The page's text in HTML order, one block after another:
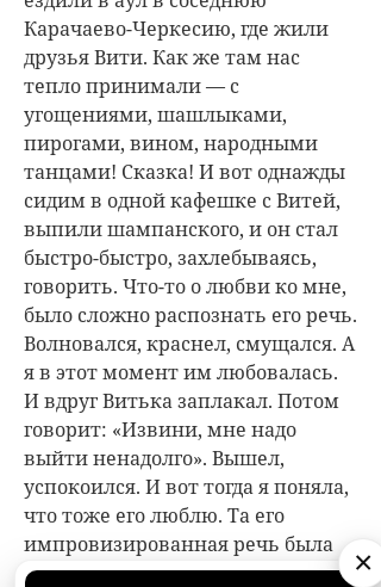
Карачаево-Черкесию, где жили
друзья Вити. Как же там нас
тепло принимали — с
угощениями, шашлыками,
пирогами, вином, народными
танцами! Сказка! И вот однажды
сидим в одной кафешке с Витей,
выпили шампанского, и он стал
быстро-быстро, захлебываясь,
говорить. Что-то о любви ко мне,
было сложно распознать его речь.
Волновался, краснел, смущался. А
я в этот момент им любовалась.
И вдруг Витька заплакал. Потом
говорит: «Извини, мне надо
выйти ненадолго». Вышел,
успокоился. И вот тогда я поняла,
что тоже его люблю. Та его
импровизированная речь была
трогательной, такой детско-
×